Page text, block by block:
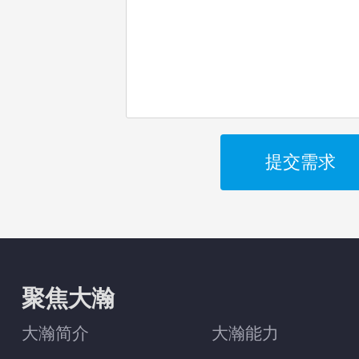
提交需求
聚焦大瀚
大瀚简介 大瀚能力